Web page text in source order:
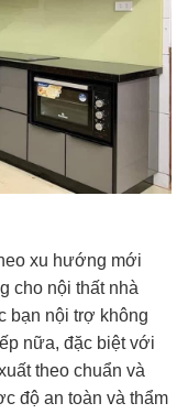
xu hướng mới
cho nội thất nhà
bạn nội trợ không
nữa, đặc biệt với
theo chuẩn và
độ an toàn và thẩm